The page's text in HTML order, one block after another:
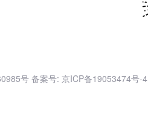
号备案号: 京ICP备19053474号-4